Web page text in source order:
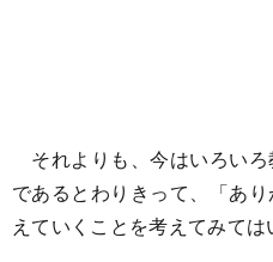
それよりも、今はいろい
であるとわりきって、「あ
えていくことを考えてみて